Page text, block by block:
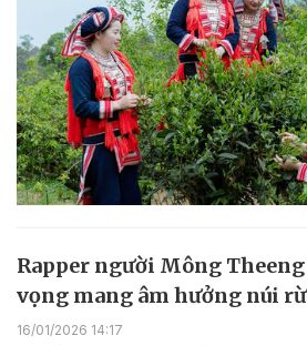
Rapper người Mông
vọng mang âm hưởng núi
16/01/2026 14:17